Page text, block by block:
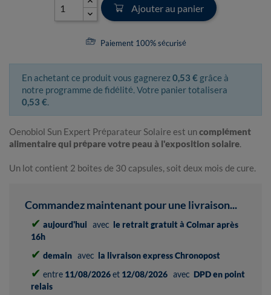
Ajouter au panier
Paiement 100% sécurisé
En achetant ce produit vous gagnerez0,53 € grâce à
notre programme de fidélité. Votre panier totalisera
0,53 €.
Oenobiol Sun Expert Préparateur Solaire est uncomplément
alimentaire qui prépare votre peau à l'exposition solaire.
Un lot contient 2 boites de 30 capsules, soit deux mois de cure.
Commandez maintenant pour une livraison...
✔ aujourd'hui avec le retrait gratuit à Colmar après
16h
✔ demain avec la livraison express Chronopost
✔ entre 11/08/2026et 12/08/2026 avec DPD en point
relais